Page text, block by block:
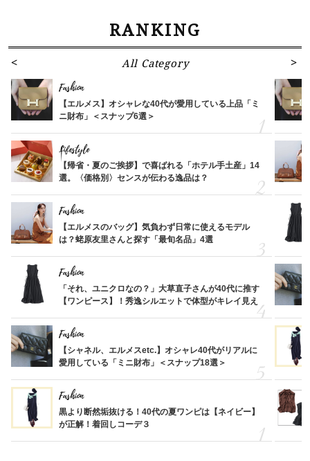
RANKING
All Category
Fashion
【エルメス】オシャレな40代が愛用している上品「ミ
ニ財布」＜スナップ6選＞
Lifestyle
【帰省・夏のご挨拶】で喜ばれる「ホテル手土産」14
選。〈価格別〉センスが伝わる逸品は？
Fashion
【エルメスのバッグ】気負わず日常に使えるモデル
は？蛯原友里さんと探す「最旬名品」4選
Fashion
「それ、ユニクロなの？」大草直子さんが40代に推す
【ワンピース】！秀逸シルエットで体型がキレイ見え
Fashion
【シャネル、エルメスetc.】オシャレ40代がリアルに
愛用している「ミニ財布」＜スナップ18選＞
Fashion
黒より断然垢抜ける！40代の夏ワンピは【ネイビー】
が正解！着回しコーデ３